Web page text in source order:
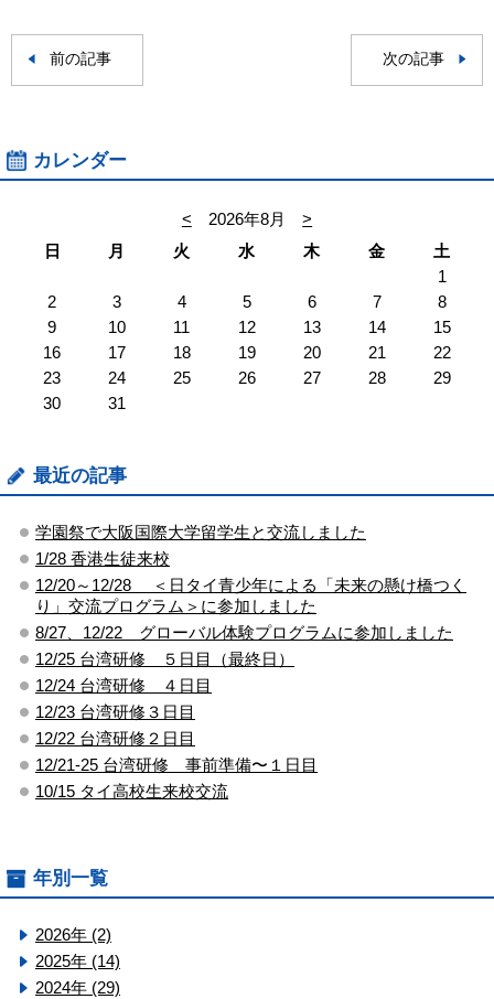
前の記事 次の記事
カレンダー
< 2026年8月
>
日
月 火 水 木 金
土
1
2
3 4 5 6 7
8
9
10 11 12 13 14
15
16
17 18 19 20 21
22
23
24 25 26 27 28
29
30
31
最近の記事
学園祭で大阪国際大学留学生と交流しました
1/28 香港生徒来校
12/20～12/28 ＜日タイ青少年による「未来の懸け橋つく
り」交流プログラム＞に参加しました
8/27、12/22 グローバル体験プログラムに参加しました
12/25 台湾研修 ５日目（最終日）
12/24 台湾研修 ４日目
12/23 台湾研修３日目
12/22 台湾研修２日目
12/21-25 台湾研修 事前準備〜１日目
10/15 タイ高校生来校交流
年別一覧
2026年 (2)
2025年 (14)
2024年 (29)